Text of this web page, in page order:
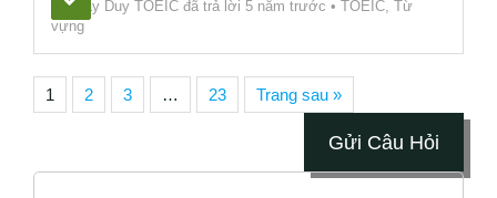
thầy Duy TOEIC đã trả lời 5 năm trước • TOEIC, Từ
vựng
1 2 3 … 23 Trang sau »
Gửi Câu Hỏi